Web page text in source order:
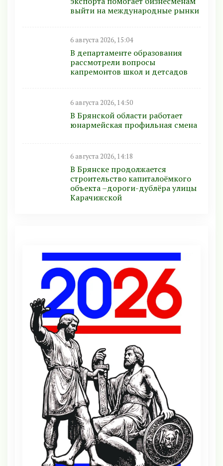
выйти на международные рынки
6 августа 2026, 15:04
В департаменте образования
рассмотрели вопросы
капремонтов школ и детсадов
6 августа 2026, 14:50
В Брянской области работает
юнармейская профильная смена
6 августа 2026, 14:18
В Брянске продолжается
строительство капиталоёмкого
объекта –дороги-дублёра улицы
Карачижской